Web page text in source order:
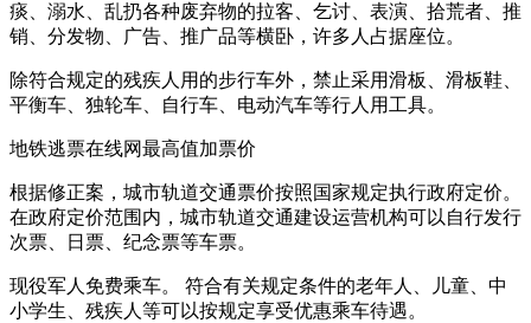
痰、溺水、乱扔各种废弃物的拉客、乞讨、表演、拾荒者、推
销、分发物、广告、推广品等横卧，许多人占据座位。
除符合规定的残疾人用的步行车外，禁止采用滑板、滑板鞋、
平衡车、独轮车、自行车、电动汽车等行人用工具。
地铁逃票在线网最高值加票价
根据修正案，城市轨道交通票价按照国家规定执行政府定价。
在政府定价范围内，城市轨道交通建设运营机构可以自行发行
次票、日票、纪念票等车票。
现役军人免费乘车。 符合有关规定条件的老年人、儿童、中
小学生、残疾人等可以按规定享受优惠乘车待遇。